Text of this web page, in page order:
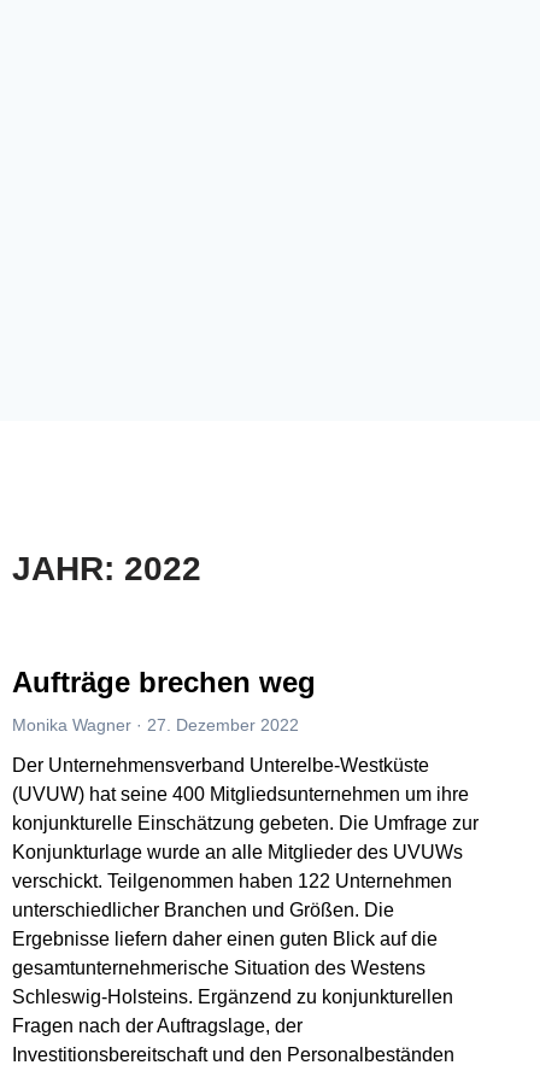
JAHR: 2022
Aufträge brechen weg
Monika Wagner 27. Dezember 2022
Der Unternehmensverband Unterelbe-Westküste
(UVUW) hat seine 400 Mitgliedsunternehmen um ihre
konjunkturelle Einschätzung gebeten. Die Umfrage zur
Konjunkturlage wurde an alle Mitglieder des UVUWs
verschickt. Teilgenommen haben 122 Unternehmen
unterschiedlicher Branchen und Größen. Die
Ergebnisse liefern daher einen guten Blick auf die
gesamtunternehmerische Situation des Westens
Schleswig-Holsteins. Ergänzend zu konjunkturellen
Fragen nach der Auftragslage, der
Investitionsbereitschaft und den Personalbeständen